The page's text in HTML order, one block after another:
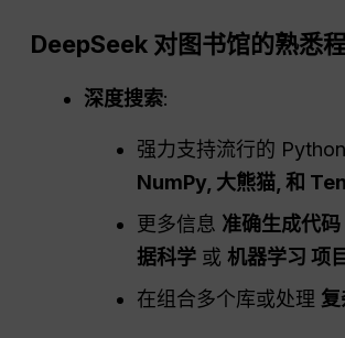
DeepSeek 对图书馆的熟悉
深度搜索:
强力支持流行的
NumPy, 大熊猫, 和
更多信息 准确生成代码
据科学 或机器学习 项目
在组合多个库或处理复